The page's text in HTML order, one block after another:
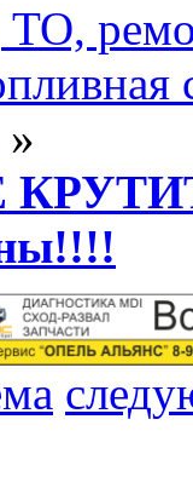
ТО,